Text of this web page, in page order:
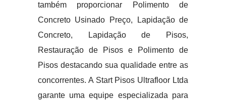
também proporcionar Polimento de
Concreto Usinado Preço, Lapidação de
Concreto, Lapidação de Pisos,
Restauração de Pisos e Polimento de
Pisos destacando sua qualidade entre as
concorrentes. A Start Pisos Ultrafloor Ltda
garante uma equipe especializada para